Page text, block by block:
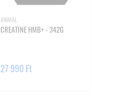
ANIMAL
CREATINE HMB+ - 342G
27 990 Ft